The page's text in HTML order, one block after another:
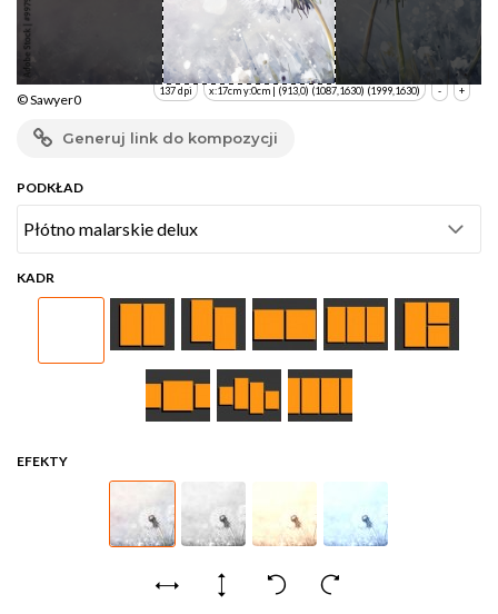
+
-
x:17cm y:0cm | (913,0) (1087,1630) (1999,1630)
137 dpi
© Sawyer0
Generuj link do kompozycji
PODKŁAD
KADR
EFEKTY